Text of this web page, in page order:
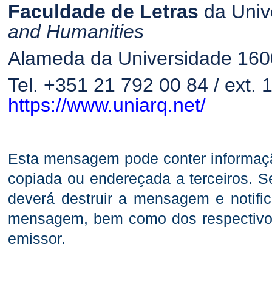
Faculdade de Letras da
and Humanities
Alameda da Universidade
Tel. +351 21 792 00 84 / ext.
https://www.uniarq.net/
Esta mensagem pode conter
copiada ou endereçada a terceiros.
deverá destruir a mensagem e
mensagem, bem como dos
emissor.